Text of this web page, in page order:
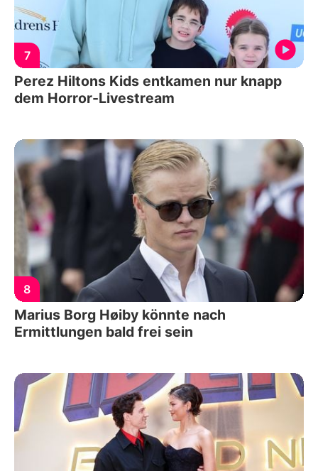
7
Perez Hiltons Kids entkamen nur knapp
dem Horror-Livestream
8
Marius Borg Høiby könnte nach
Ermittlungen bald frei sein